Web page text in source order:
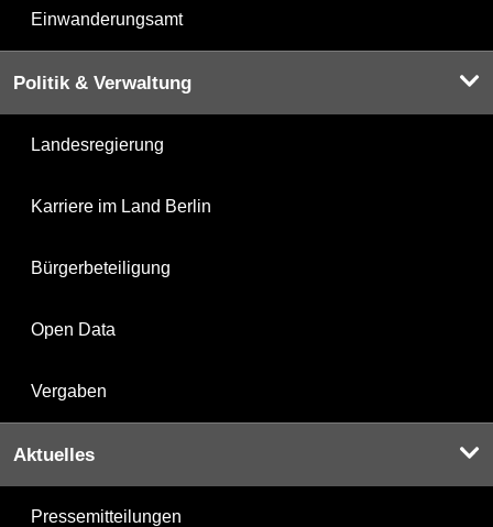
Einwanderungsamt
Politik & Verwaltung
Landesregierung
Karriere im Land Berlin
Bürgerbeteiligung
Open Data
Vergaben
Aktuelles
Pressemitteilungen